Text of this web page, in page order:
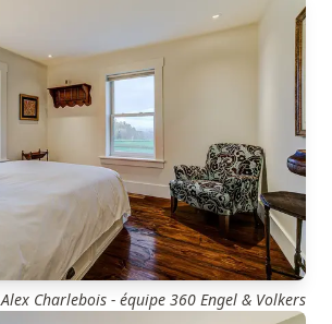
Alex Charlebois - équipe 360 Engel & Volkers